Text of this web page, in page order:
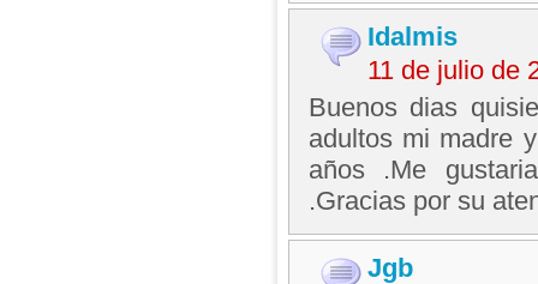
Idalmis
11 de julio de
Buenos dias
adultos mi madre
años .Me
.Gracias por su
Jgb